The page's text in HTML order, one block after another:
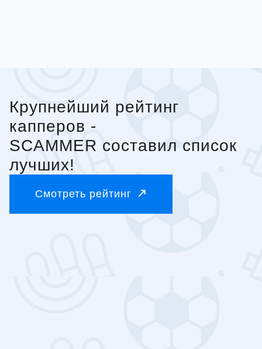
Крупнейший рейтинг
капперов -
SCAMMER составил список
лучших!
Смотреть рейтинг